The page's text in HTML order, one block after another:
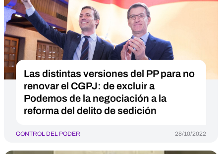
Las distintas versiones del PP para no
renovar el CGPJ: de excluir a
Podemos de la negociación a la
reforma del delito de sedición
CONTROL DEL PODER 28/10/2022